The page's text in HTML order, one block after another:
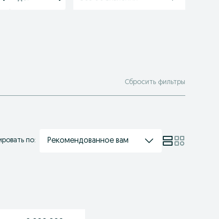
Сбросить фильтры
по: Рекомендованное вам